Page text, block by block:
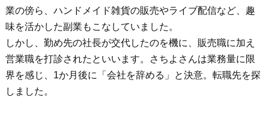
業の傍ら、ハンドメイド雑貨の販売やライブ配信など、趣
味を活かした副業もこなしていました。
しかし、勤め先の社長が交代したのを機に、販売職に加え
営業職を打診されたといいます。さちよさんは業務量に限
界を感じ、1か月後に「会社を辞める」と決意。転職先を探
しました。